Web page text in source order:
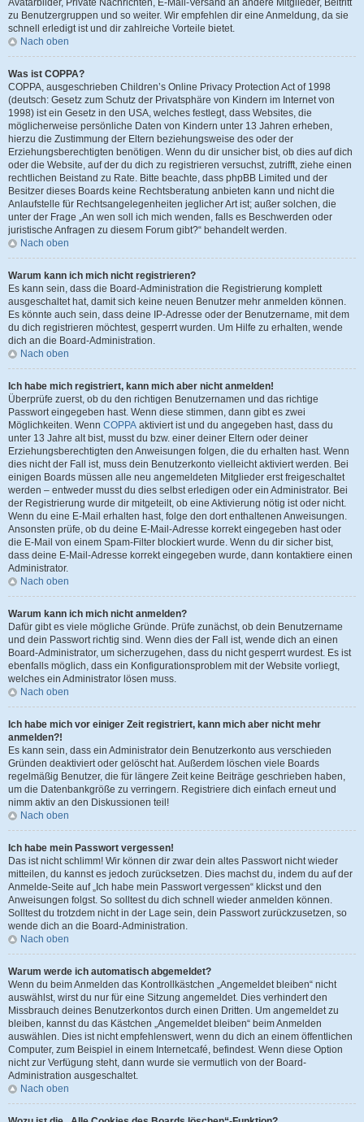
Avatarbilder, Private Nachrichten, E-Mail-Versand an andere Mitglieder, Beitritt
zu Benutzergruppen und so weiter. Wir empfehlen dir eine Anmeldung, da sie
schnell erledigt ist und dir zahlreiche Vorteile bietet.
Nach oben
Was ist COPPA?
COPPA, ausgeschrieben Children’s Online Privacy Protection Act of 1998
(deutsch: Gesetz zum Schutz der Privatsphäre von Kindern im Internet von
1998) ist ein Gesetz in den USA, welches festlegt, dass Websites, die
möglicherweise persönliche Daten von Kindern unter 13 Jahren erheben,
hierzu die Zustimmung der Eltern beziehungsweise des oder der
Erziehungsberechtigten benötigen. Wenn du dir unsicher bist, ob dies auf dich
oder die Website, auf der du dich zu registrieren versuchst, zutrifft, ziehe einen
rechtlichen Beistand zu Rate. Bitte beachte, dass phpBB Limited und der
Besitzer dieses Boards keine Rechtsberatung anbieten kann und nicht die
Anlaufstelle für Rechtsangelegenheiten jeglicher Art ist; außer solchen, die
unter der Frage „An wen soll ich mich wenden, falls es Beschwerden oder
juristische Anfragen zu diesem Forum gibt?“ behandelt werden.
Nach oben
Warum kann ich mich nicht registrieren?
Es kann sein, dass die Board-Administration die Registrierung komplett
ausgeschaltet hat, damit sich keine neuen Benutzer mehr anmelden können.
Es könnte auch sein, dass deine IP-Adresse oder der Benutzername, mit dem
du dich registrieren möchtest, gesperrt wurden. Um Hilfe zu erhalten, wende
dich an die Board-Administration.
Nach oben
Ich habe mich registriert, kann mich aber nicht anmelden!
Überprüfe zuerst, ob du den richtigen Benutzernamen und das richtige
Passwort eingegeben hast. Wenn diese stimmen, dann gibt es zwei
Möglichkeiten. Wenn COPPA aktiviert ist und du angegeben hast, dass du
unter 13 Jahre alt bist, musst du bzw. einer deiner Eltern oder deiner
Erziehungsberechtigten den Anweisungen folgen, die du erhalten hast. Wenn
dies nicht der Fall ist, muss dein Benutzerkonto vielleicht aktiviert werden. Bei
einigen Boards müssen alle neu angemeldeten Mitglieder erst freigeschaltet
werden – entweder musst du dies selbst erledigen oder ein Administrator. Bei
der Registrierung wurde dir mitgeteilt, ob eine Aktivierung nötig ist oder nicht.
Wenn du eine E-Mail erhalten hast, folge den dort enthaltenen Anweisungen.
Ansonsten prüfe, ob du deine E-Mail-Adresse korrekt eingegeben hast oder
die E-Mail von einem Spam-Filter blockiert wurde. Wenn du dir sicher bist,
dass deine E-Mail-Adresse korrekt eingegeben wurde, dann kontaktiere einen
Administrator.
Nach oben
Warum kann ich mich nicht anmelden?
Dafür gibt es viele mögliche Gründe. Prüfe zunächst, ob dein Benutzername
und dein Passwort richtig sind. Wenn dies der Fall ist, wende dich an einen
Board-Administrator, um sicherzugehen, dass du nicht gesperrt wurdest. Es ist
ebenfalls möglich, dass ein Konfigurationsproblem mit der Website vorliegt,
welches ein Administrator lösen muss.
Nach oben
Ich habe mich vor einiger Zeit registriert, kann mich aber nicht mehr
anmelden?!
Es kann sein, dass ein Administrator dein Benutzerkonto aus verschieden
Gründen deaktiviert oder gelöscht hat. Außerdem löschen viele Boards
regelmäßig Benutzer, die für längere Zeit keine Beiträge geschrieben haben,
um die Datenbankgröße zu verringern. Registriere dich einfach erneut und
nimm aktiv an den Diskussionen teil!
Nach oben
Ich habe mein Passwort vergessen!
Das ist nicht schlimm! Wir können dir zwar dein altes Passwort nicht wieder
mitteilen, du kannst es jedoch zurücksetzen. Dies machst du, indem du auf der
Anmelde-Seite auf „Ich habe mein Passwort vergessen“ klickst und den
Anweisungen folgst. So solltest du dich schnell wieder anmelden können.
Solltest du trotzdem nicht in der Lage sein, dein Passwort zurückzusetzen, so
wende dich an die Board-Administration.
Nach oben
Warum werde ich automatisch abgemeldet?
Wenn du beim Anmelden das Kontrollkästchen „Angemeldet bleiben“ nicht
auswählst, wirst du nur für eine Sitzung angemeldet. Dies verhindert den
Missbrauch deines Benutzerkontos durch einen Dritten. Um angemeldet zu
bleiben, kannst du das Kästchen „Angemeldet bleiben“ beim Anmelden
auswählen. Dies ist nicht empfehlenswert, wenn du dich an einem öffentlichen
Computer, zum Beispiel in einem Internetcafé, befindest. Wenn diese Option
nicht zur Verfügung steht, dann wurde sie vermutlich von der Board-
Administration ausgeschaltet.
Nach oben